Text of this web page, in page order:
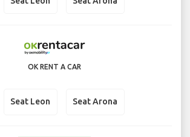
OK RENT A CAR
Seat Leon Seat Arona